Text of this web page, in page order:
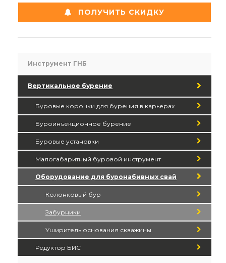
ПОЛУЧИТЬ СКИДКУ
Инструмент ГНБ
Вертикальное бурение
Буровые коронки для бурения в карьерах
Буроинъекционное бурение
Буровые установки
Малогабаритный буровой инструмент
Оборудование для буронабивных свай
Колонковый бур
Забурники
Уширитель основания скважины
Редуктор БИС